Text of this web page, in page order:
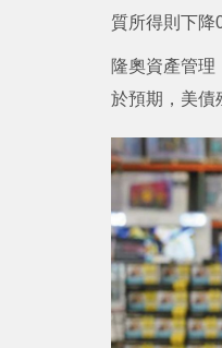
質所得則下降
隆奧資產管
於預期，美債